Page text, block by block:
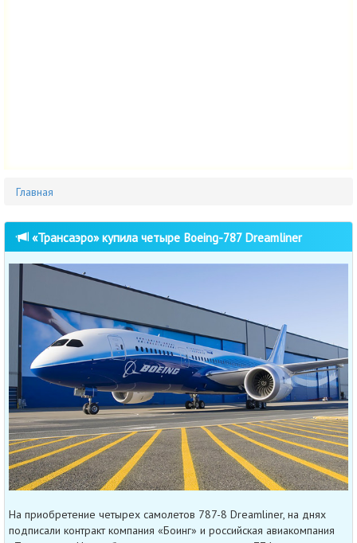
Главная
«Трансаэро» купила четыре Boeing-787 Dreamliner
На приобретение четырех самолетов 787-8 Dreamliner, на днях
подписали контракт компания «Боинг» и российская авиакомпания